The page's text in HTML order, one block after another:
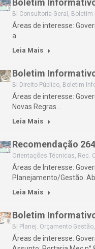
Boletim
BI Consultoria-Geral , Boletim
Áreas de interesse:
a…
Leia Mais
Boletim
BI Direito Público, Boletim
Áreas de interesse:
Novas Regras…
Leia Mais
Recomendação
Orientações Técnicas, Rec.
Áreas de Interesse:
Planejamento/Gestão.
Leia Mais
Boletim
BI Planej. Orçamento Gestão,
Áreas de interesse: